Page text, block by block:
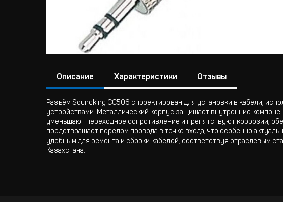
Описание Характеристики Отзывы
Разъём Soundking CC506 спроектирован для установки в кабели,
устройствами. Металлический корпус защищает внутренние
уменьшают переходное сопротивление и препятствуют коррозии,
предотвращает перелом провода в точке входа, что особенно
удобным для ремонта и сборки кабелей, соответствуя отраслевым
Казахстана.